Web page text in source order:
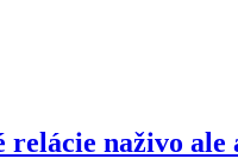
relácie naživo